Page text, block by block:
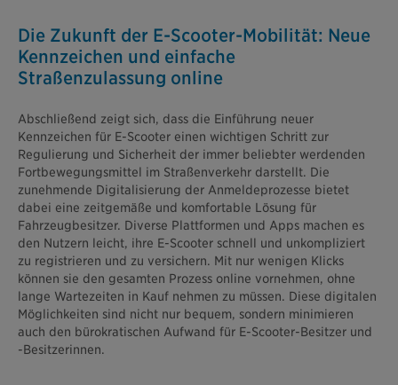
Die Zukunft der E-Scooter-Mobilität: Neue
Kennzeichen und einfache
Straßenzulassung online
Abschließend zeigt sich, dass die Einführung neuer
Kennzeichen für E-Scooter einen wichtigen Schritt zur
Regulierung und Sicherheit der immer beliebter werdenden
Fortbewegungsmittel im Straßenverkehr darstellt. Die
zunehmende Digitalisierung der Anmeldeprozesse bietet
dabei eine zeitgemäße und komfortable Lösung für
Fahrzeugbesitzer. Diverse Plattformen und Apps machen es
den Nutzern leicht, ihre E-Scooter schnell und unkompliziert
zu registrieren und zu versichern. Mit nur wenigen Klicks
können sie den gesamten Prozess online vornehmen, ohne
lange Wartezeiten in Kauf nehmen zu müssen. Diese digitalen
Möglichkeiten sind nicht nur bequem, sondern minimieren
auch den bürokratischen Aufwand für E-Scooter-Besitzer und
-Besitzerinnen.